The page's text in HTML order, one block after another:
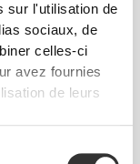
sur l'utilisation de
sociaux, de
celles-ci
avez fournies
de leurs
1,9 mg 90 gélules